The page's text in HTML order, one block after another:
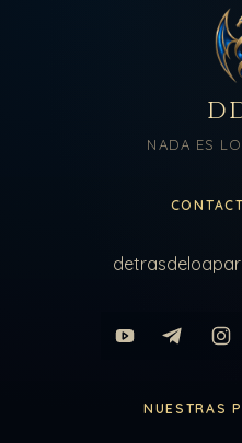
NADA ES
NUESTRAS